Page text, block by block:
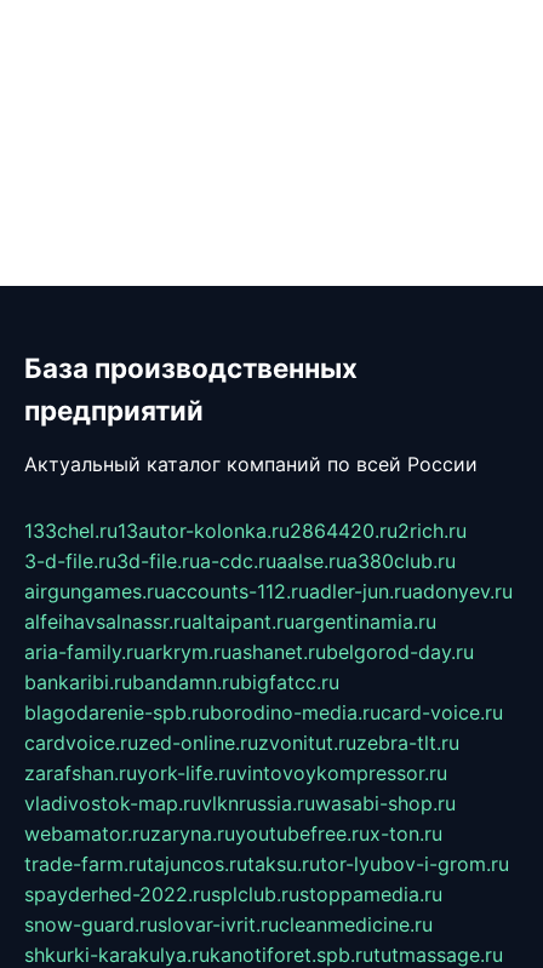
База производственных
предприятий
Актуальный каталог компаний по всей России
133chel.ru13autor-kolonka.ru2864420.ru2rich.ru
3-d-file.ru3d-file.rua-cdc.ruaalse.rua380club.ru
airgungames.ruaccounts-112.ruadler-jun.ruadonyev.ru
alfeihavsalnassr.rualtaipant.ruargentinamia.ru
aria-family.ruarkrym.ruashanet.rubelgorod-day.ru
bankaribi.rubandamn.rubigfatcc.ru
blagodarenie-spb.ruborodino-media.rucard-voice.ru
cardvoice.ruzed-online.ruzvonitut.ruzebra-tlt.ru
zarafshan.ruyork-life.ruvintovoykompressor.ru
vladivostok-map.ruvlknrussia.ruwasabi-shop.ru
webamator.ruzaryna.ruyoutubefree.rux-ton.ru
trade-farm.rutajuncos.rutaksu.rutor-lyubov-i-grom.ru
spayderhed-2022.rusplclub.rustoppamedia.ru
snow-guard.ruslovar-ivrit.rucleanmedicine.ru
shkurki-karakulya.rukanotiforet.spb.rututmassage.ru